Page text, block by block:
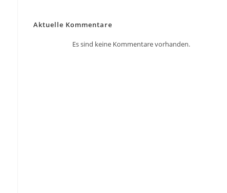
Aktuelle Kommentare
Es sind keine Kommentare vorhanden.